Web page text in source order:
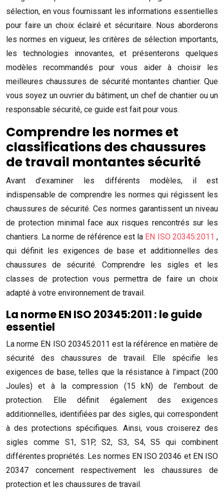
sélection, en vous fournissant les informations essentielles
pour faire un choix éclairé et sécuritaire. Nous aborderons
les normes en vigueur, les critères de sélection importants,
les technologies innovantes, et présenterons quelques
modèles recommandés pour vous aider à choisir les
meilleures chaussures de sécurité montantes chantier. Que
vous soyez un ouvrier du bâtiment, un chef de chantier ou un
responsable sécurité, ce guide est fait pour vous.
Comprendre les normes et
classifications des chaussures
de travail montantes sécurité
Avant d’examiner les différents modèles, il est
indispensable de comprendre les normes qui régissent les
chaussures de sécurité. Ces normes garantissent un niveau
de protection minimal face aux risques rencontrés sur les
chantiers. La norme de référence est la EN ISO 20345:2011,
qui définit les exigences de base et additionnelles des
chaussures de sécurité. Comprendre les sigles et les
classes de protection vous permettra de faire un choix
adapté à votre environnement de travail.
La norme EN ISO 20345:2011 : le guide
essentiel
La norme EN ISO 20345:2011 est la référence en matière de
sécurité des chaussures de travail. Elle spécifie les
exigences de base, telles que la résistance à l’impact (200
Joules) et à la compression (15 kN) de l’embout de
protection. Elle définit également des exigences
additionnelles, identifiées par des sigles, qui correspondent
à des protections spécifiques. Ainsi, vous croiserez des
sigles comme S1, S1P, S2, S3, S4, S5 qui combinent
différentes propriétés. Les normes EN ISO 20346 et EN ISO
20347 concernent respectivement les chaussures de
protection et les chaussures de travail.